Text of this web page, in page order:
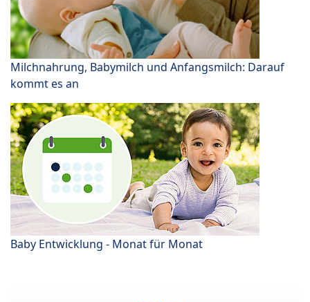
Milchnahrung, Babymilch und Anfangsmilch: Darauf
kommt es an
Baby Entwicklung - Monat für Monat